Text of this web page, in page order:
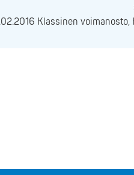
Klassinen voimanosto,